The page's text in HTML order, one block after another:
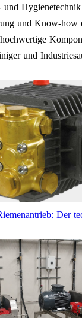
und
und Know-how
und
Der